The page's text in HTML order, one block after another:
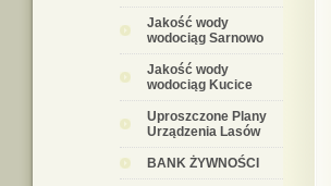
Jakość wody
wodociąg Sarnowo
Jakość wody
wodociąg Kucice
Uproszczone Plany
Urządzenia Lasów
BANK ŻYWNOŚCI